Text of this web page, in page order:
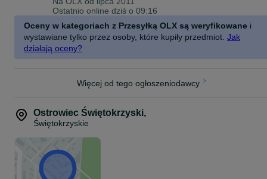
Odcinek szyjny: Miękki zagłówek eliminuje napięcie mięśni karku.
Ramiona i barki: Miękkie, profilowane podłokietniki pozwalają na
wygodne oparcie rąk podczas pisania lub sterowania padem.
Materiał obicia - Wysokiej jakości, odporna na ścieranie tkanina
Maksymalna wysokość - 124 cm
Wymiary siedziska - 49 x 49 cm
Podstawa i kółka - Stabilna konstrukcja, kółka kauczukowe (non-
Funkcje dodatkowe -Wysuwany podnóżek, funkcja odchylania,
360°
Kolor - Jasnoniebieski (Light Blue)
Ostatnio online dziś o 09:16
Oceny w kategoriach z Przesyłką OLX są weryfikowane i
wystawiane tylko przez osoby, które kupiły przedmiot. Jak
działają oceny?
Więcej od tego ogłoszeniodawcy
Ostrowiec Świętokrzyski,
Świętokrzyskie